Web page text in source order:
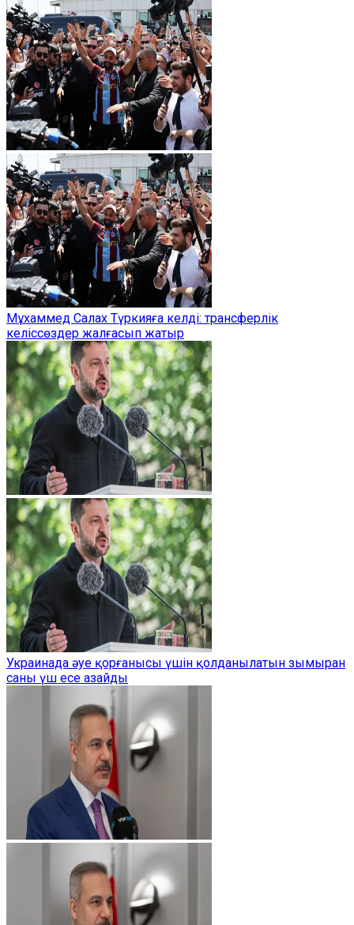
Мұхаммед Салах Түркияға келді: трансферлік
келіссөздер жалғасып жатыр
Украинада әуе қорғанысы үшін қолданылатын зымыран
саны үш есе азайды